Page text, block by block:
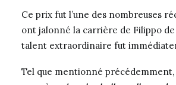
Ce prix fut l’une des nombreuses
ont jalonné la carrière de Filippo de
talent extraordinaire fut
Tel que mentionné précédemment,